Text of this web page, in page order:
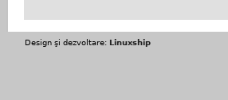
Design şi dezvoltare: Linuxship